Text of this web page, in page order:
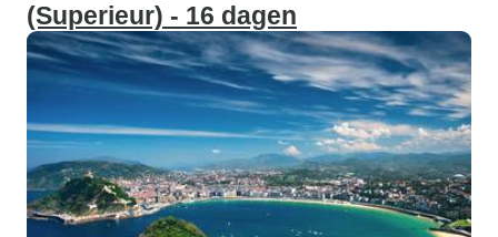
(Superieur) - 16 dagen